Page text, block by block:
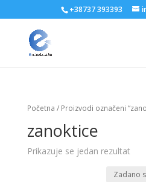
+38737 393393
Početna / Proizvodi označeni
zanoktice
Prikazuje se jedan rezultat